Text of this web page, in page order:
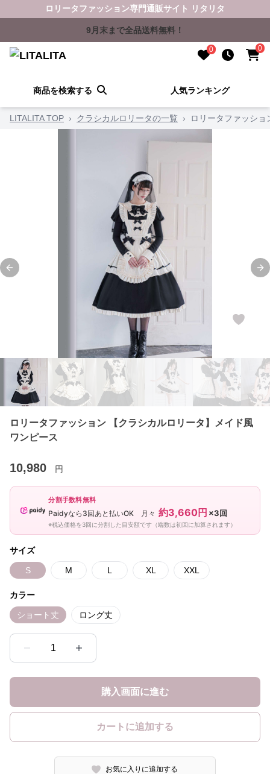
ロリータファッション専門通販サイト リタリタ
9月末まで全品送料無料！
0 0
商品を検索する 人気ランキング
LITALITA TOP › クラシカルロリータの一覧 › ロリータファッシ
Previous slide
ロリータファッション 【クラシカルロリータ】メイド風
ワンピース
10,980 円
分割手数料無料
Paidyなら3回あと払いOK 月々 約3,660円 ×3回
※税込価格を3回に分割した目安額です（端数は初回に加算されます）
サイズ
S M L XL XXL
カラー
ショート丈 ロング丈
1
購入画面に進む
カートに追加する
お気に入りに追加する